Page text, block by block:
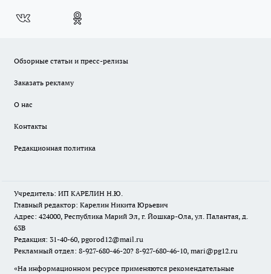
Обзорные статьи и пресс-релизы
Заказать рекламу
О нас
Контакты
Редакционная политика
Учредитель: ИП КАРЕЛИН Н.Ю.
Главный редактор: Карелин Никита Юрьевич
Адрес: 424000, Республика Марий Эл, г. Йошкар-Ола, ул. Палантая, д.
63В
Редакция: 31-40-60, pgorod12@mail.ru
Рекламный отдел: 8-927-680-46-20? 8-927-680-46-10, mari@pg12.ru
«На информационном ресурсе применяются рекомендательные